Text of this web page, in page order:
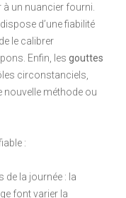
un nuancier fourni.
dispose d’une fiabilité
le calibrer
Enfin, les gouttes
circonstanciels,
nouvelle méthode ou
:
de la journée : la
font varier la